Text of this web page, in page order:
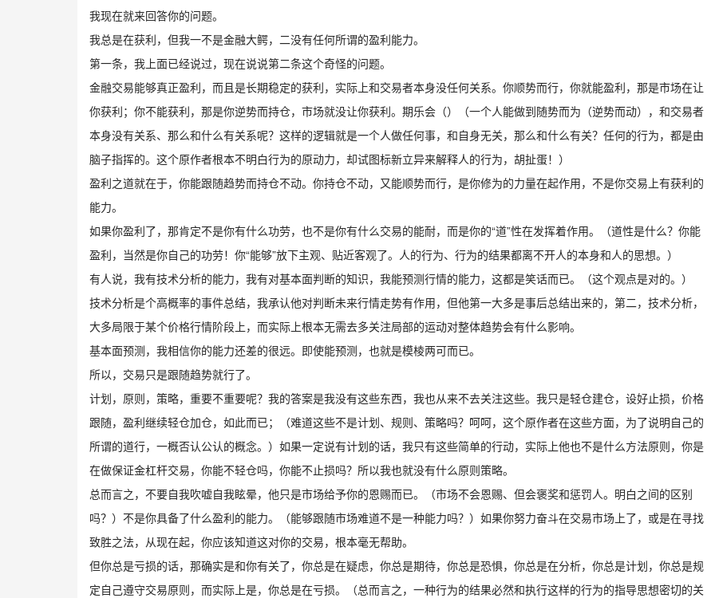
我现在就来回答你的问题。
我总是在获利，但我一不是金融大鳄，二没有任何所谓的盈利能力。
第一条，我上面已经说过，现在说说第二条这个奇怪的问题。
金融交易能够真正盈利，而且是长期稳定的获利，实际上和交易者本身没任何关系。你顺势而行，你就能盈利，那是市场在让
你获利；你不能获利，那是你逆势而持仓，市场就没让你获利。期乐会（）（一个人能做到随势而为（逆势而动），和交易者
本身没有关系、那么和什么有关系呢？这样的逻辑就是一个人做任何事，和自身无关，那么和什么有关？任何的行为，都是由
脑子指挥的。这个原作者根本不明白行为的原动力，却试图标新立异来解释人的行为，胡扯蛋！）
盈利之道就在于，你能跟随趋势而持仓不动。你持仓不动，又能顺势而行，是你修为的力量在起作用，不是你交易上有获利的
能力。
如果你盈利了，那肯定不是你有什么功劳，也不是你有什么交易的能耐，而是你的“道”性在发挥着作用。（道性是什么？你能
盈利，当然是你自己的功劳！你“能够”放下主观、贴近客观了。人的行为、行为的结果都离不开人的本身和人的思想。）
有人说，我有技术分析的能力，我有对基本面判断的知识，我能预测行情的能力，这都是笑话而已。（这个观点是对的。）
技术分析是个高概率的事件总结，我承认他对判断未来行情走势有作用，但他第一大多是事后总结出来的，第二，技术分析，
大多局限于某个价格行情阶段上，而实际上根本无需去多关注局部的运动对整体趋势会有什么影响。
基本面预测，我相信你的能力还差的很远。即使能预测，也就是模棱两可而已。
所以，交易只是跟随趋势就行了。
计划，原则，策略，重要不重要呢？我的答案是我没有这些东西，我也从来不去关注这些。我只是轻仓建仓，设好止损，价格
跟随，盈利继续轻仓加仓，如此而已；（难道这些不是计划、规则、策略吗？呵呵，这个原作者在这些方面，为了说明自己的
所谓的道行，一概否认公认的概念。）如果一定说有计划的话，我只有这些简单的行动，实际上他也不是什么方法原则，你是
在做保证金杠杆交易，你能不轻仓吗，你能不止损吗？所以我也就没有什么原则策略。
总而言之，不要自我吹嘘自我眩晕，他只是市场给予你的恩赐而已。（市场不会恩赐、但会褒奖和惩罚人。明白之间的区别
吗？）不是你具备了什么盈利的能力。（能够跟随市场难道不是一种能力吗？）如果你努力奋斗在交易市场上了，或是在寻找
致胜之法，从现在起，你应该知道这对你的交易，根本毫无帮助。
但你总是亏损的话，那确实是和你有关了，你总是在疑虑，你总是期待，你总是恐惧，你总是在分析，你总是计划，你总是规
定自己遵守交易原则，而实际上是，你总是在亏损。（总而言之，一种行为的结果必然和执行这样的行为的指导思想密切的关